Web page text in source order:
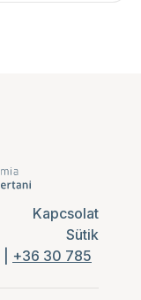
Kapcsolat
Sütik
+36 30 785